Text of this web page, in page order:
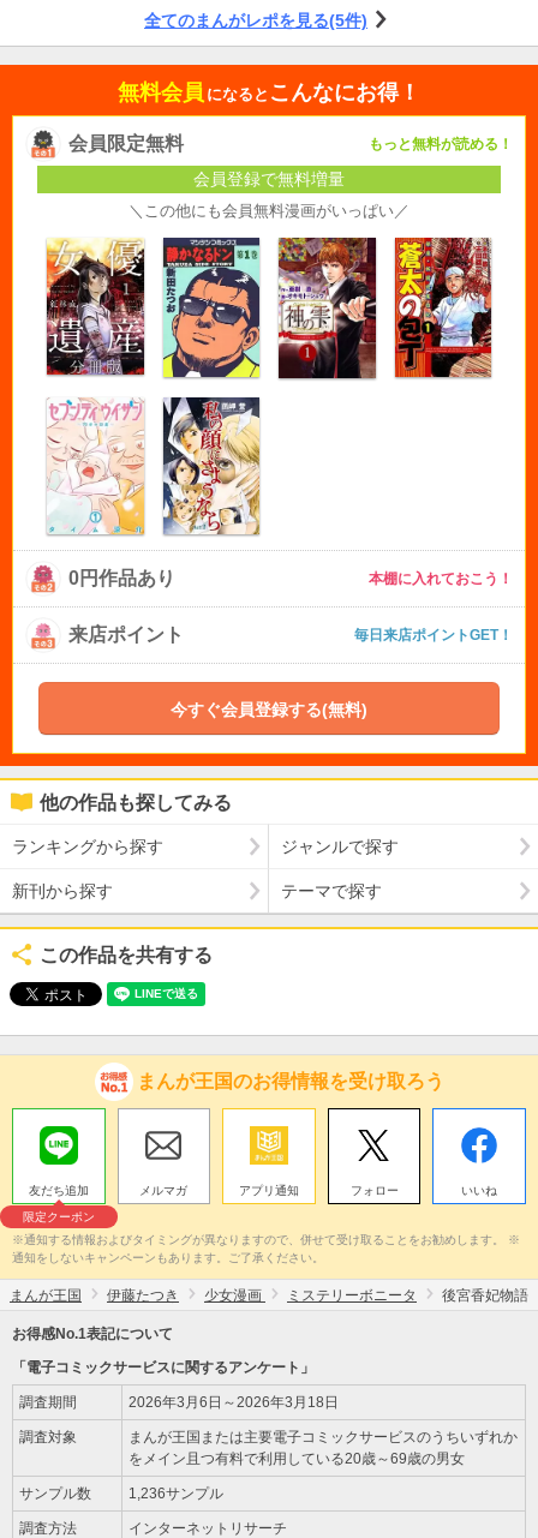
全てのまんがレポを見る(5件)
無料会員 になると こんなにお得！
会員限定無料 もっと無料が読める！
会員登録で無料増量
＼この他にも会員無料漫画がいっぱい／
0円作品あり 本棚に入れておこう！
来店ポイント 毎日来店ポイントGET！
今すぐ会員登録する(無料)
他の作品も探してみる
ランキングから探す ジャンルで探す
新刊から探す テーマで探す
この作品を共有する
まんが王国のお得情報を受け取ろう
友だち追加
限定クーポン
メルマガ アプリ通知 フォロー いいね
※通知する情報およびタイミングが異なりますので、併せて受け取ることをお勧めします。 ※
通知をしないキャンペーンもあります。ご了承ください。
まんが王国 伊藤たつき 少女漫画 ミステリーボニータ 後宮香妃物語
お得感No.1表記について
「電子コミックサービスに関するアンケート」
調査期間 2026年3月6日～2026年3月18日
調査対象
まんが王国または主要電子コミックサービスのうちいずれか
をメイン且つ有料で利用している20歳～69歳の男女
サンプル数 1,236サンプル
調査方法 インターネットリサーチ